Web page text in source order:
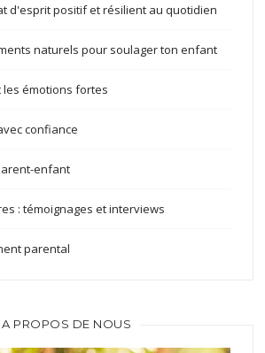
d'esprit positif et résilient au quotidien
naturels pour soulager ton enfant
les émotions fortes
confiance
enfant
: témoignages et interviews
parental
A PROPOS DE NOUS